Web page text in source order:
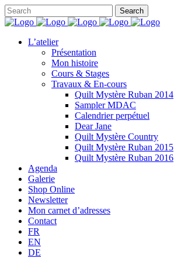
L’atelier
Présentation
Mon histoire
Cours & Stages
Travaux & En-cours
Quilt Mystère Ruban 2014
Sampler MDAC
Calendrier perpétuel
Dear Jane
Quilt Mystère Country
Quilt Mystère Ruban 2015
Quilt Mystère Ruban 2016
Agenda
Galerie
Shop Online
Newsletter
Mon carnet d’adresses
Contact
FR
EN
DE